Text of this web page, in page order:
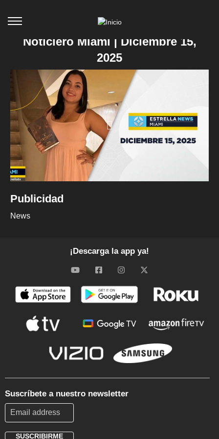
Noticiero Miami | Diciembre 15,
2025
Publicidad
News
¡Descarga la app ya!
Suscríbete a nuestro newsletter
SUSCRIBIRME